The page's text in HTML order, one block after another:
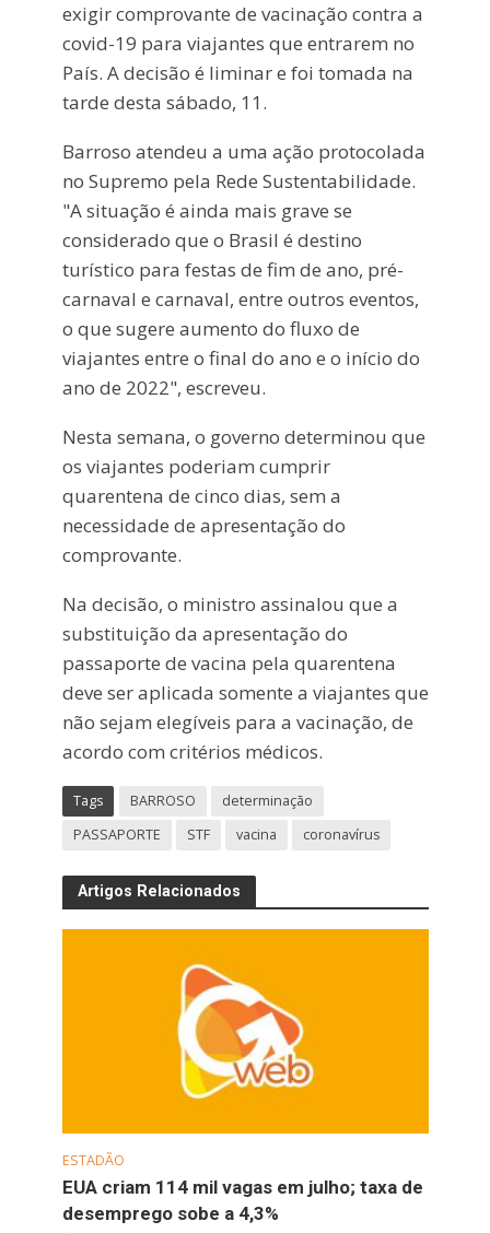
exigir comprovante de vacinação contra a
covid-19 para viajantes que entrarem no
País. A decisão é liminar e foi tomada na
tarde desta sábado, 11.
Barroso atendeu a uma ação protocolada
no Supremo pela Rede Sustentabilidade.
"A situação é ainda mais grave se
considerado que o Brasil é destino
turístico para festas de fim de ano, pré-
carnaval e carnaval, entre outros eventos,
o que sugere aumento do fluxo de
viajantes entre o final do ano e o início do
ano de 2022", escreveu.
Nesta semana, o governo determinou que
os viajantes poderiam cumprir
quarentena de cinco dias, sem a
necessidade de apresentação do
comprovante.
Na decisão, o ministro assinalou que a
substituição da apresentação do
passaporte de vacina pela quarentena
deve ser aplicada somente a viajantes que
não sejam elegíveis para a vacinação, de
acordo com critérios médicos.
Tags BARROSO
determinação
PASSAPORTE
STF vacina coronavírus
Artigos Relacionados
ESTADÃO
EUA criam 114 mil vagas em julho; taxa de
desemprego sobe a 4,3%